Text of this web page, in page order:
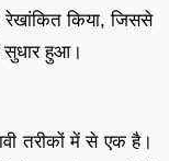
किया, जिससे
सुधार हुआ।
तरीकों में से एक है।